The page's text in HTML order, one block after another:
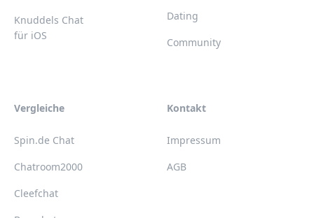
Knuddels Chat
für iOS
Dating
Community
Vergleiche
Spin.de Chat
Chatroom2000
Cleefchat
Kontakt
Impressum
AGB